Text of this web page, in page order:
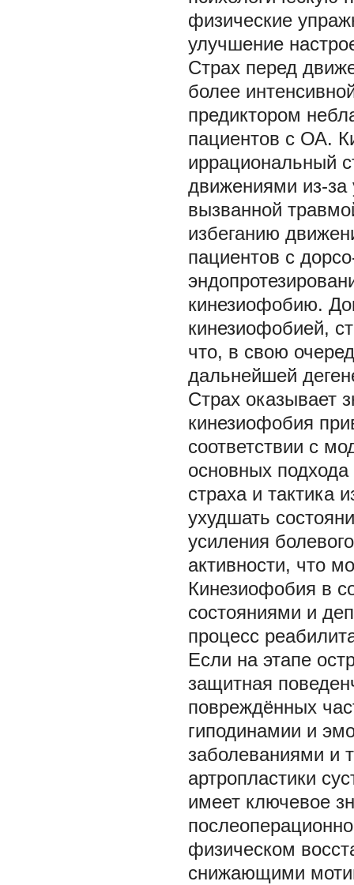
физические
улучшение
Страх перед
более
предиктором
пациентов с ОА.
иррациональный
движениями из-за
вызванной
избеганию
пациентов с
кинезиофобию.
кинезиофобией,
что, в свою
дальнейшей
Страх оказывает
кинезиофобия
соответствии с
основных
страха и тактика
ухудшать
усиления
активности, что
Кинезиофобия в
состояниями и
процесс
Если на этапе
защитная
повреждённых
гиподинамии и
заболеваниями и
артропластики
имеет ключевое
физическом
снижающими